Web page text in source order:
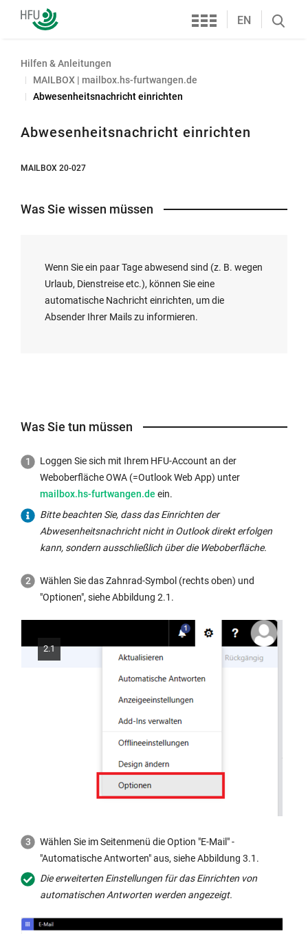
Hochschule
Furtwangen
Services
EN
Search
Hilfen & Anleitungen
MAILBOX | mailbox.hs-furtwangen.de
Abwesenheitsnachricht einrichten
Abwesenheitsnachricht einrichten
MAILBOX 20-027
Was Sie wissen müssen
Wenn Sie ein paar Tage abwesend sind (z. B. wegen
Urlaub, Dienstreise etc.), können Sie eine
automatische Nachricht einrichten, um die
Absender Ihrer Mails zu informieren.
Was Sie tun müssen
Loggen Sie sich mit Ihrem HFU-Account an der
Weboberfläche OWA (=Outlook Web App) unterExterner
neuem
geöffnet:
mailbox.hs-furtwangen.de ein.
Bitte beachten Sie, dass das Einrichten der
Abwesenheitsnachricht nicht in Outlook direkt erfolgen
kann, sondern ausschließlich über die Weboberfläche.
Wählen Sie das Zahnrad-Symbol (rechts oben) und
"Optionen", siehe Abbildung 2.1.
2.1
Wählen Sie im Seitenmenü die Option "E-Mail" -
"Automatische Antworten" aus, siehe Abbildung 3.1.
Die erweiterten Einstellungen für das Einrichten von
automatischen Antworten werden angezeigt.